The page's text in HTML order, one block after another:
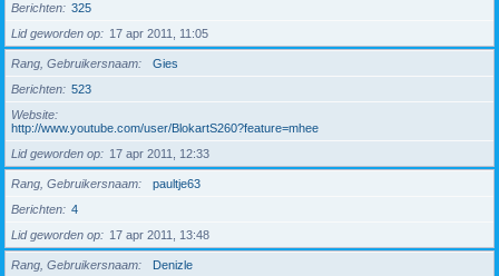
Berichten
325
Lid geworden op
17 apr 2011, 11:05
Rang, Gebruikersnaam
Gies
Berichten
523
Website
http://www.youtube.com/user/BlokartS260?feature=mhee
Lid geworden op
17 apr 2011, 12:33
Rang, Gebruikersnaam
paultje63
Berichten
4
Lid geworden op
17 apr 2011, 13:48
Rang, Gebruikersnaam Denizle